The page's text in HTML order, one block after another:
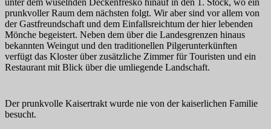
unter dem wuselnden Deckenfresko hinauf in den 1. Stock, wo ein
prunkvoller Raum dem nächsten folgt. Wir aber sind vor allem von
der Gastfreundschaft und dem Einfallsreichtum der hier lebenden
Mönche begeistert. Neben dem über die Landesgrenzen hinaus
bekannten Weingut und den traditionellen Pilgerunterkünften
verfügt das Kloster über zusätzliche Zimmer für Touristen und ein
Restaurant mit Blick über die umliegende Landschaft.
Der prunkvolle Kaisertrakt wurde nie von der kaiserlichen Familie
besucht.